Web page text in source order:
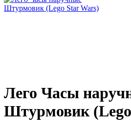
Лего Часы
Штурмовик